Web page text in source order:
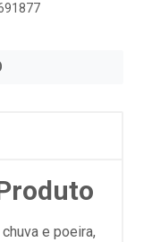
e poeira,